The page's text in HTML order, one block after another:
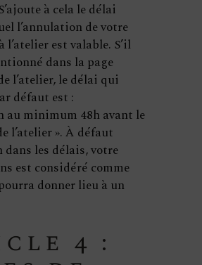
à cela le délai
l’annulation de votre
l’atelier est valable. S’il
dans la page
l’atelier, le délai qui
défaut est :
au minimum 48h avant le
l’atelier ». À défaut
dans les délais, votre
est considéré comme
donner lieu à un
4 :